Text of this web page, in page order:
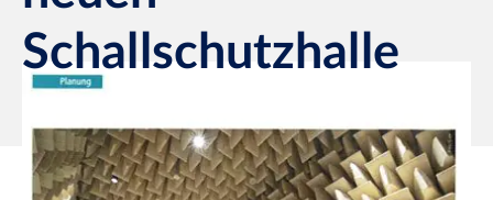
Schallschutzhalle